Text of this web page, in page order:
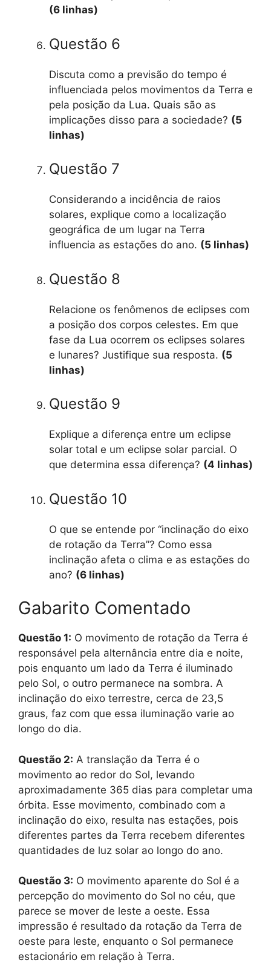
(6 linhas)
Questão 6
Discuta como a previsão do tempo é
influenciada pelos movimentos da Terra e
pela posição da Lua. Quais são as
implicações disso para a sociedade? (5
linhas)
Questão 7
Considerando a incidência de raios
solares, explique como a localização
geográfica de um lugar na Terra
influencia as estações do ano. (5 linhas)
Questão 8
Relacione os fenômenos de eclipses com
a posição dos corpos celestes. Em que
fase da Lua ocorrem os eclipses solares
e lunares? Justifique sua resposta. (5
linhas)
Questão 9
Explique a diferença entre um eclipse
solar total e um eclipse solar parcial. O
que determina essa diferença? (4 linhas)
Questão 10
O que se entende por “inclinação do eixo
de rotação da Terra”? Como essa
inclinação afeta o clima e as estações do
ano? (6 linhas)
Gabarito Comentado
Questão 1: O movimento de rotação da Terra é
responsável pela alternância entre dia e noite,
pois enquanto um lado da Terra é iluminado
pelo Sol, o outro permanece na sombra. A
inclinação do eixo terrestre, cerca de 23,5
graus, faz com que essa iluminação varie ao
longo do dia.
Questão 2: A translação da Terra é o
movimento ao redor do Sol, levando
aproximadamente 365 dias para completar uma
órbita. Esse movimento, combinado com a
inclinação do eixo, resulta nas estações, pois
diferentes partes da Terra recebem diferentes
quantidades de luz solar ao longo do ano.
Questão 3: O movimento aparente do Sol é a
percepção do movimento do Sol no céu, que
parece se mover de leste a oeste. Essa
impressão é resultado da rotação da Terra de
oeste para leste, enquanto o Sol permanece
estacionário em relação à Terra.